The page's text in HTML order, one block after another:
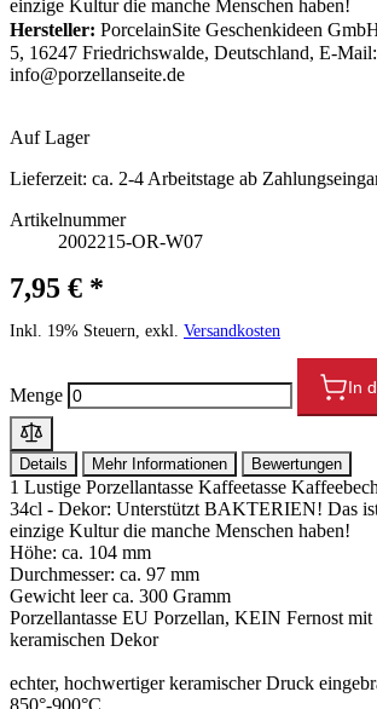
einzige Kultur die manche Menschen haben!
Hersteller: PorcelainSite Geschenkideen
5, 16247 Friedrichswalde, Deutschland, E-Mail:
info@porzellanseite.de
Auf Lager
Lieferzeit: ca. 2-4 Arbeitstage ab
Artikelnummer
2002215-OR-W07
7,95 € *
Inkl. 19% Steuern, exkl. Versandkosten
Menge In
Details Mehr Informationen Bewertungen
1 Lustige Porzellantasse Kaffeetasse
34cl - Dekor: Unterstützt BAKTERIEN! Das
einzige Kultur die manche Menschen haben!
Höhe: ca. 104 mm
Durchmesser: ca. 97 mm
Gewicht leer ca. 300 Gramm
Porzellantasse EU Porzellan, KEIN Fernost mit
keramischen Dekor
echter, hochwertiger keramischer Druck
850°-900°C